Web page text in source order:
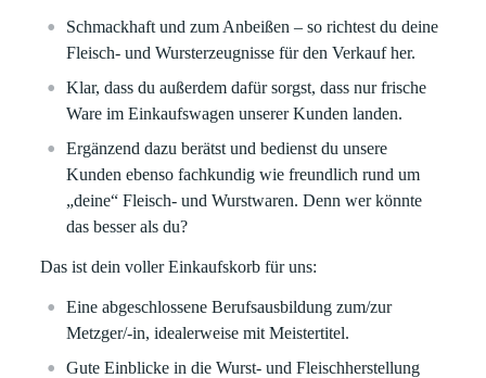
Schmackhaft und zum Anbeißen – so richtest du deine
Fleisch- und Wursterzeugnisse für den Verkauf her.
Klar, dass du außerdem dafür sorgst, dass nur frische
Ware im Einkaufswagen unserer Kunden landen.
Ergänzend dazu berätst und bedienst du unsere
Kunden ebenso fachkundig wie freundlich rund um
„deine“ Fleisch- und Wurstwaren. Denn wer könnte
das besser als du?
Das ist dein voller Einkaufskorb für uns:
Eine abgeschlossene Berufsausbildung zum/zur
Metzger/-in, idealerweise mit Meistertitel.
Gute Einblicke in die Wurst- und Fleischherstellung